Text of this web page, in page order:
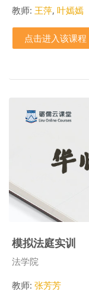
教师: 王萍, 叶嫣嫣
点击进入该课程
模拟法庭实训
课程类别
法学院
教师: 张芳芳